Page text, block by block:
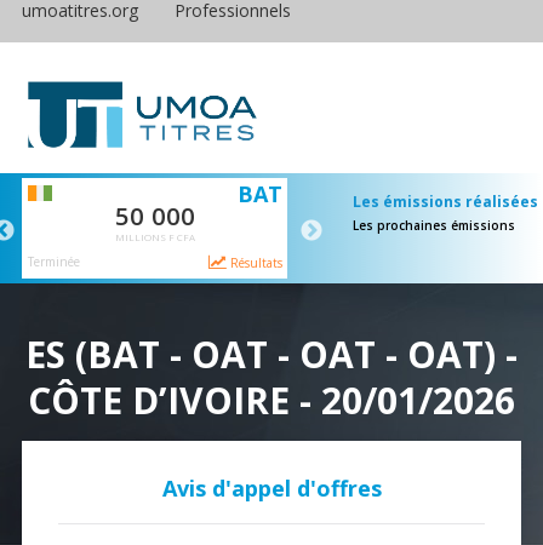
umoatitres.org Professionnels
BAT
50 000
MILLIONS F CFA
Terminée Résultats
65 000
Les émissions réalisées
Les prochaines émissions
ES (BAT - OAT - OAT - OAT) -
CÔTE D’IVOIRE - 20/01/2026
Avis d'appel d'offres